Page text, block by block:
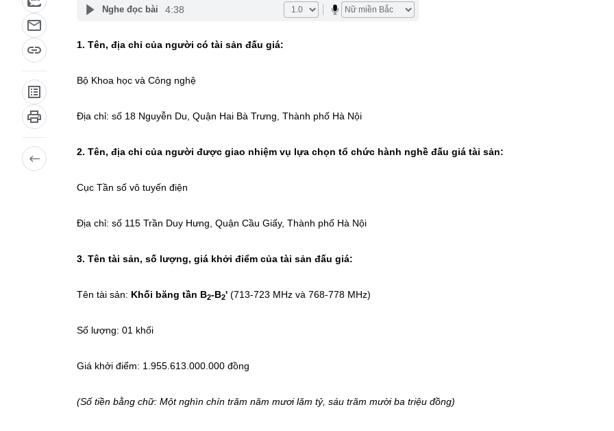
Nghe đọc bài 4:38
1. Tên, địa chỉ của người có tài sản đấu giá:
Bộ Khoa học và Công nghệ
Địa chỉ: số 18 Nguyễn Du, Quận Hai Bà Trưng, Thành phố Hà Nội
2. Tên, địa chỉ của người được giao nhiệm vụ lựa chọn tổ chức hành nghề đấu giá tài sản:
Cục Tần số vô tuyến điện
Địa chỉ: số 115 Trần Duy Hưng, Quận Cầu Giấy, Thành phố Hà Nội
3. Tên tài sản, số lượng, giá khởi điểm của tài sản đấu giá:
Tên tài sản: Khối băng tần B2-B2' (713-723 MHz và 768-778 MHz)
Số lượng: 01 khối
Giá khởi điểm: 1.955.613.000.000 đồng
(Số tiền bằng chữ: Một nghìn chín trăm năm mươi lăm tỷ, sáu trăm mười ba triệu đồng)